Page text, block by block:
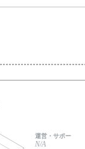
運営・サポート
N/A